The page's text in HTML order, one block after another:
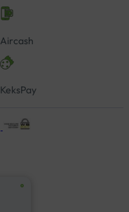
Aircash
KeksPay